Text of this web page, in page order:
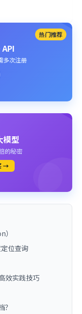
热门推荐
多次注册
模型
的秘密
→
位查询
效实践技巧